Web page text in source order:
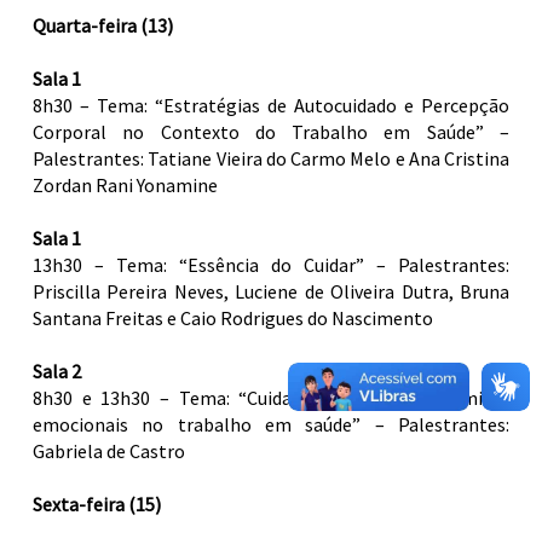
Quarta-feira (13)
Sala 1
8h30 – Tema: “Estratégias de Autocuidado e Percepção
Corporal no Contexto do Trabalho em Saúde” –
Palestrantes: Tatiane Vieira do Carmo Melo e Ana Cristina
Zordan Rani Yonamine
Sala 1
13h30 – Tema: “Essência do Cuidar” – Palestrantes:
Priscilla Pereira Neves, Luciene de Oliveira Dutra, Bruna
Santana Freitas e Caio Rodrigues do Nascimento
Sala 2
8h30 e 13h30 – Tema: “Cuidar Sem se Perder: limites
emocionais no trabalho em saúde” – Palestrantes:
Gabriela de Castro
Sexta-feira (15)